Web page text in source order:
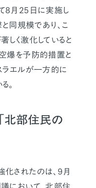
8月25日に実施し
同規模であり、こ
しく激化していると
爆を予防的措置と
ラエルが一方的に
。
北部住民の
されたのは、9月
において、北部住